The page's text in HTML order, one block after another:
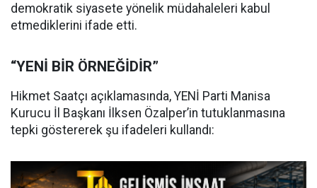
demokratik siyasete yönelik müdahaleleri kabul
etmediklerini ifade etti.
“YENİ BİR ÖRNEĞİDİR”
Hikmet Saatçı açıklamasında, YENİ Parti Manisa
Kurucu İl Başkanı İlksen Özalper’in tutuklanmasına
tepki göstererek şu ifadeleri kullandı: